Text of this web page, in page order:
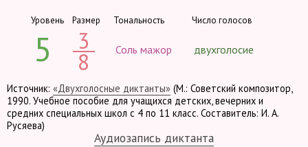
Уровень
5
Размер
3
8
Тональность
Соль мажор
Число голосов
двухголосие
Источник: «Двухголосные диктанты» (М.: Советский композитор,
1990. Учебное пособие для учащихся детских, вечерних и
средних специальных школ с 4 по 11 класс. Составитель: И. А.
Русяева)
Аудиозапись диктанта